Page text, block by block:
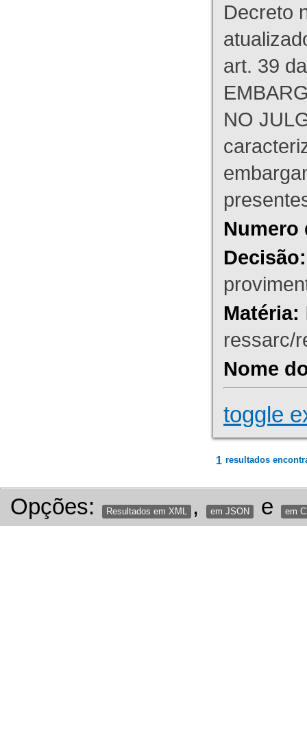
Decreto
art. 39
NO
Numero
Decisão:
Matéria:
ressarc/
Nome
toggle
1 resultados
Opções: Resultados em XML , em JSON e em